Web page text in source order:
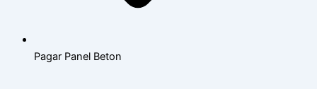
Pagar Panel Beton